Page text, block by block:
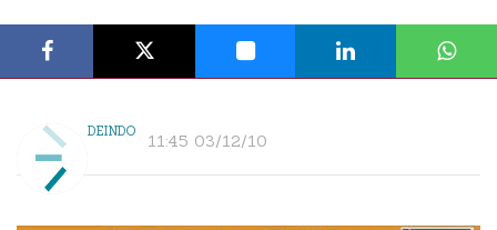
DEINDO 11:45 03/12/10